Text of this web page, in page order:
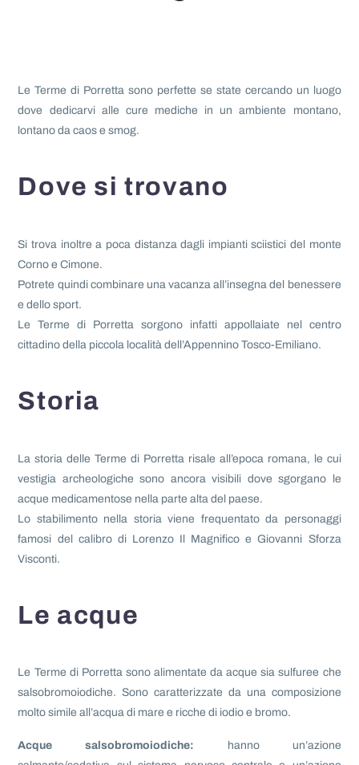
Le Terme di Porretta sono perfette se state cercando un luogo
dove dedicarvi alle cure mediche in un ambiente montano,
lontano da caos e smog.
Dove si trovano
Si trova inoltre a poca distanza dagli impianti sciistici del monte
Corno e Cimone.
Potrete quindi combinare una vacanza all’insegna del benessere
e dello sport.
Le Terme di Porretta sorgono infatti appollaiate nel centro
cittadino della piccola località dell’Appennino Tosco-Emiliano.
Storia
La storia delle Terme di Porretta risale all’epoca romana, le cui
vestigia archeologiche sono ancora visibili dove sgorgano le
acque medicamentose nella parte alta del paese.
Lo stabilimento nella storia viene frequentato da personaggi
famosi del calibro di Lorenzo Il Magnifico e Giovanni Sforza
Visconti.
Le acque
Le Terme di Porretta sono alimentate da acque sia sulfuree che
salsobromoiodiche. Sono caratterizzate da una composizione
molto simile all’acqua di mare e ricche di iodio e bromo.
Acque salsobromoiodiche: hanno un’azione